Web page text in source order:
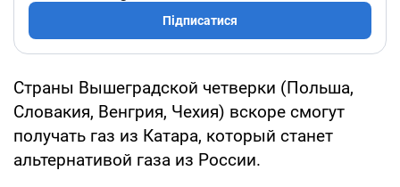
Підписатися
Страны Вышеградской четверки (Польша,
Словакия, Венгрия, Чехия) вскоре смогут
получать газ из Катара, который станет
альтернативой газа из России.